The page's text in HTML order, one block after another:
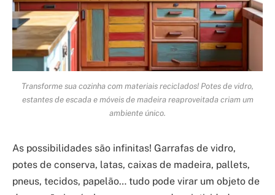
Transforme sua cozinha com materiais reciclados! Potes de vidro,
estantes de escada e móveis de madeira reaproveitada criam um
ambiente único.
As possibilidades são infinitas! Garrafas de vidro,
potes de conserva, latas, caixas de madeira, pallets,
pneus, tecidos, papelão… tudo pode virar um objeto de